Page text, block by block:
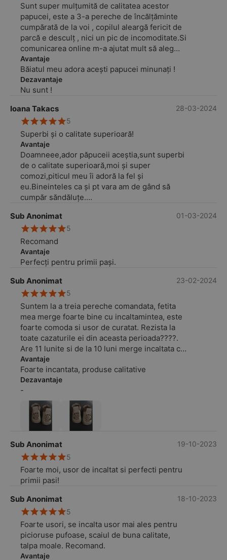
Sunt super mulțumită de calitatea acestor
papucei, este a 3-a pereche de încălțăminte
cumpărată de la voi , copilul aleargă fericit de
parcă e desculț , nici un pic de incomoditate.Si
comunicarea online m-a ajutat mult să aleg
mărimea potrivită, piciorușul copilului
măsurând 13 cm, am ales m. 21 (13,5 cm ) și
sunt perfecți, mulțumesc!
Cred că la vară iar apelez la voi .......
Avantaje
Băiatul meu adora acești papucei minunați !
Dezavantaje
Nu sunt !
Ioana Takacs
28-03-2024
5
Superbi și o calitate superioară!
Avantaje
Doamneee,ador păpuceii aceștia,sunt superbi
de o calitate superioară,moi și super
comozi,piticul meu îi adoră la fel și
eu.Bineinteles ca și pt vara am de gând să
cumpăr săndăluțe.
Felicitări oamenilor ce se ocupă cu acest site!
Sub Anonimat
01-03-2024
5
Recomand
Avantaje
Perfecți pentru primii pași.
Sub Anonimat
23-02-2024
5
Suntem la a treia pereche comandata, fetita
mea merge foarte bine cu incaltamintea, este
foarte comoda si usor de curatat. Rezista la
toate cazaturile ei din aceasta perioada????.
Are 11 lunite si de la 10 luni merge incaltata cu
pantofiorii comandati de aici. O sa revenim cu
siguranta
Avantaje
Foarte incantata, produse calitative
Dezavantaje
-
Sub Anonimat
19-10-2023
5
Foarte moi, usor de incaltat si perfecti pentru
primii pasi!
Sub Anonimat
18-10-2023
5
Foarte usori, se incalta usor mai ales pentru
picioruse pufoase, scaiul de buna calitate,
talpa moale. Recomand.
Avantaje